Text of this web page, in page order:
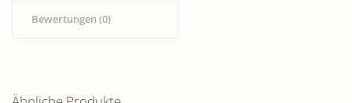
Bewertungen (0)